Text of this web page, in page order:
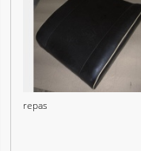
repas